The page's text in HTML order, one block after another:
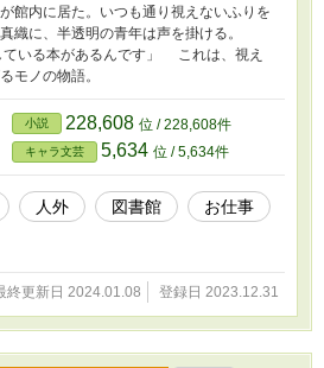
館内に居た。いつも通り視えないふりを
織に、半透明の青年は声を掛ける。
ている本があるんです」 これは、視え
モノの物語。
小説 228,608 位 / 228,608件
キャラ文芸 5,634 位 / 5,634件
人外 図書館
お仕事
終更新日 2024.01.08 登録日 2023.12.31